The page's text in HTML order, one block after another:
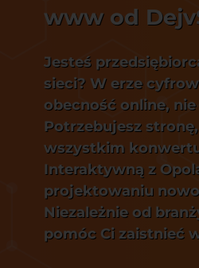
www od
Jesteś
sieci? W erze
obecność online,
Potrzebujesz
wszystkim
Interaktywną z
projektowaniu
Niezależnie od
pomóc Ci zaistnieć